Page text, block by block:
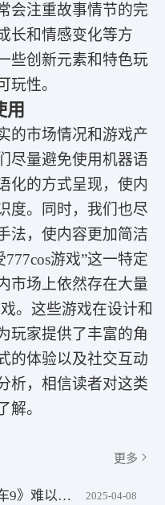
会注重故事情节的完
长和情感变化等方
些创新元素和特色玩
玩性。
用
的市场情况和游戏产
尽量避免使用机器语
化的方式呈现，使内
度。同时，我们也尽
法，使内容更加简洁
游戏”这一特定
市场上依然存在大量
。这些游戏在设计和
玩家提供了丰富的角
的体验以及社交互动
析，相信读者对这类
解。
更多
任天堂前员工：《马里奥赛车9》难以复刻前作的成功 2025-04-08